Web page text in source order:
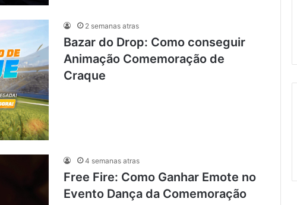
2 semanas atras
Bazar do Drop: Como conseguir
Animação Comemoração de
Craque
4 semanas atras
Free Fire: Como Ganhar Emote no
Evento Dança da Comemoração